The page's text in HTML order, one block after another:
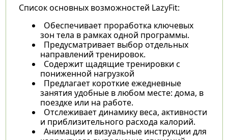
Список основных возможностей LazyFit:
Обеспечивает проработка ключевых
зон тела в рамках одной программы.
Предусматривает выбор отдельных
направлений тренировок.
Содержит щадящие тренировки с
пониженной нагрузкой
Предлагает короткие ежедневные
занятия удобные в любом месте: дома, в
поездке или на работе.
Отслеживает динамику веса, активности
и приблизительного расхода калорий.
Анимации и визуальные инструкции для